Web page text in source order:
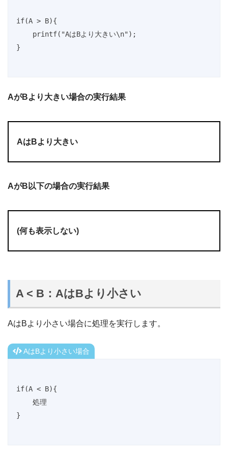
if(A > B){
}
AがBより大きい場合の実行結果
AはBより大きい
AがB以下の場合の実行結果
(何も表示しない)
A < B：AはBより小さい
AはBより小さい場合に処理を実行します。
AはBより小さい場合
if(A < B){
}